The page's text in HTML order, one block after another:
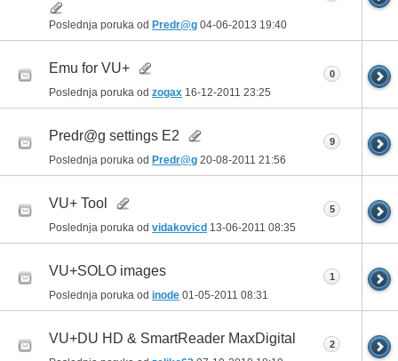
Poslednja poruka od Predr@g 04-06-2013 19:40
Emu for VU+
Poslednja poruka od zogax 16-12-2011 23:25
0
Predr@g settings E2
Poslednja poruka od Predr@g 20-08-2011 21:56
9
VU+ Tool
Poslednja poruka od vidakovicd 13-06-2011 08:35
5
VU+SOLO images
Poslednja poruka od inode 01-05-2011 08:31
1
VU+DU HD & SmartReader MaxDigital 2